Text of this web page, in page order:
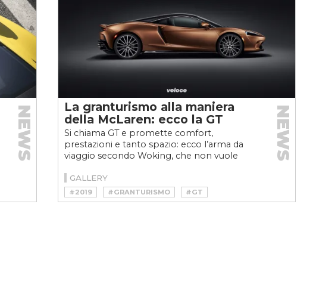
NEWS
La granturismo alla maniera
della McLaren: ecco la GT
Si chiama GT e promette comfort,
prestazioni e tanto spazio: ecco l’arma da
viaggio secondo Woking, che non vuole
NEWS
GALLERY
#2019 #GRANTURISMO
#GT
#MCLAREN
#NEWS #SUPERCAR